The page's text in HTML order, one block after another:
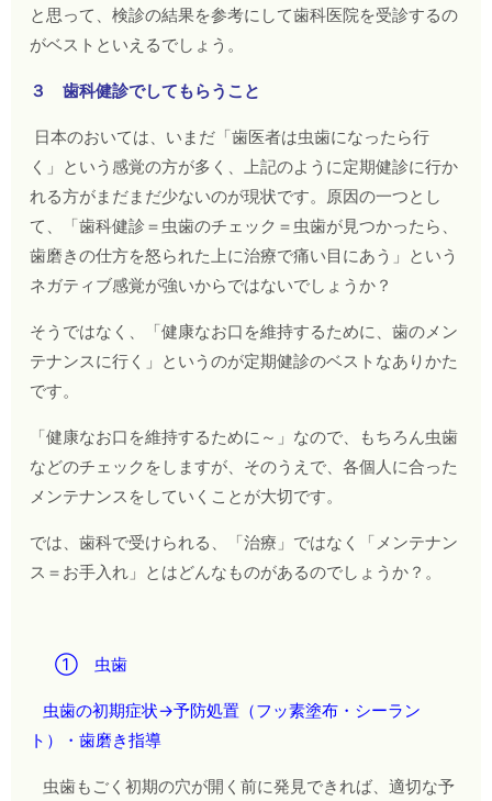
と思って、検診の結果を参考にして歯科医院を受診するの
がベストといえるでしょう。
３ 歯科健診でしてもらうこと
日本のおいては、いまだ「歯医者は虫歯になったら行
く」という感覚の方が多く、上記のように定期健診に行か
れる方がまだまだ少ないのが現状です。原因の一つとし
て、「歯科健診＝虫歯のチェック＝虫歯が見つかったら、
歯磨きの仕方を怒られた上に治療で痛い目にあう」という
ネガティブ感覚が強いからではないでしょうか？
そうではなく、「健康なお口を維持するために、歯のメン
テナンスに行く」というのが定期健診のベストなありかた
です。
「健康なお口を維持するために～」なので、もちろん虫歯
などのチェックをしますが、そのうえで、各個人に合った
メンテナンスをしていくことが大切です。
では、歯科で受けられる、「治療」ではなく「メンテナン
ス＝お手入れ」とはどんなものがあるのでしょうか？。
① 虫歯
虫歯の初期症状→予防処置（フッ素塗布・シーラン
ト）・歯磨き指導
虫歯もごく初期の穴が開く前に発見できれば、適切な予